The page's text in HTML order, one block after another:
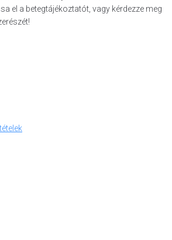
el a betegtájékoztatót, vagy kérdezze meg